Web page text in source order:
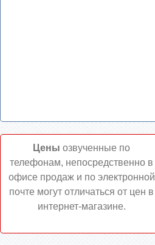
Цены озвученные по
телефонам, непосредственно в
офисе продаж и по электронной
почте могут отличаться от цен в
интернет-магазине.